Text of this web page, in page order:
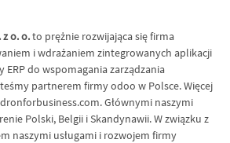
o. o.to prężnie rozwijająca się firma
i wdrażaniem zintegrowanych aplikacji
do wspomagania zarządzania
partnerem firmy odoo w Polsce. Więcej
Głównymi naszymi
Polski, Belgii i Skandynawii. W związku z
naszymi usługami i rozwojem firmy